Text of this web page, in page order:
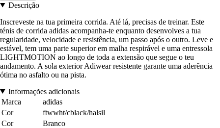
Descrição
Inscreveste na tua primeira corrida. Até lá, precisas de treinar. Este
ténis de corrida adidas acompanha-te enquanto desenvolves a tua
regularidade, velocidade e resistência, um passo após o outro. Leve e
estável, tem uma parte superior em malha respirável e uma entressola
LIGHTMOTION ao longo de toda a extensão que segue o teu
andamento. A sola exterior Adiwear resistente garante uma aderência
ótima no asfalto ou na pista.
Informações adicionais
Marca
adidas
Cor
ftwwht/cblack/halsil
Cor
Branco